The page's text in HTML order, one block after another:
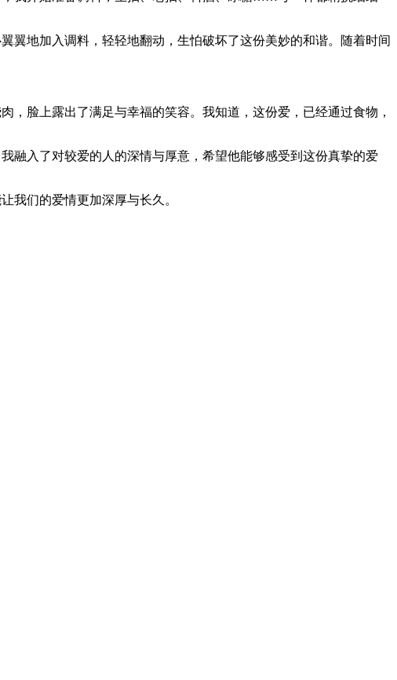
翼地加入调料，轻轻地翻动，生怕破坏了这份美妙的和谐。随着时间
脸上露出了满足与幸福的笑容。我知道，这份爱，已经通过食物，
融入了对较爱的人的深情与厚意，希望他能够感受到这份真挚的爱
我们的爱情更加深厚与长久。